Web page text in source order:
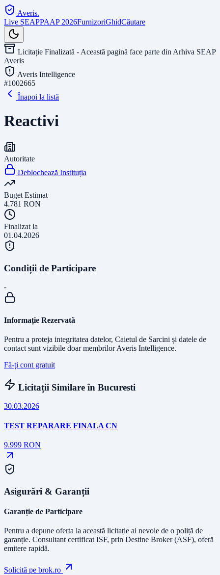
Averis.
Live SEAPPAAP 2026FurnizoriGhidCăutare
Licitație Finalizată - Această pagină face parte din Arhiva SEAP
Averis
Averis Intelligence
#1002665
Înapoi la listă
Reactivi
Autoritate
Deblochează Instituția
Buget Estimat
4.781 RON
Finalizat la
01.04.2026
Condiții de Participare
-
Informație Rezervată
Pentru a proteja integritatea datelor, Caietul de Sarcini și datele de
contact sunt vizibile doar membrilor Averis Intelligence.
Fă-ți cont gratuit
Licitații Similare în Bucuresti
30.03.2026
TEST REPARARE FINALA CN
9.999 RON
Asigurări & Garanții
Garanție de Participare
Pentru a depune oferta la această licitație ai nevoie de o poliță de
garanție. Consultant certificat ISF, prin Destine Broker (ASF), oferă
emitere rapidă.
Solicită pe brok.ro